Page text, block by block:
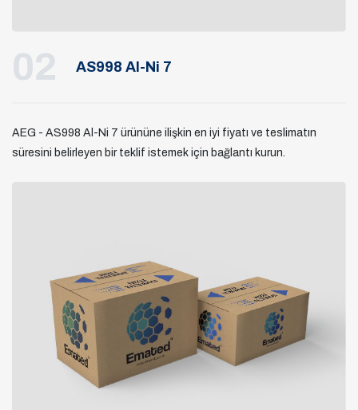
02 AS998 Al-Ni 7
AEG - AS998 Al-Ni 7 ürününe ilişkin en iyi fiyatı ve teslimatın
süresini belirleyen bir teklif istemek için bağlantı kurun.